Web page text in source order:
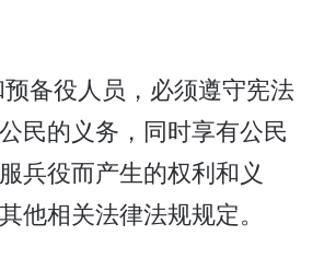
备役人员，必须遵守宪法
民的义务，同时享有公民
兵役而产生的权利和义
他相关法律法规规定。